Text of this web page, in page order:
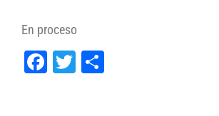
En proceso
Facebook
Twitter